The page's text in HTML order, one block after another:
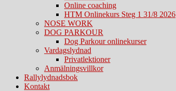
Online coaching
HTM Onlinekurs Steg 1 31/8 2026
NOSE WORK
DOG PARKOUR
Dog Parkour onlinekurser
Vardagslydnad
Privatlektioner
Anmälningsvillkor
Rallylydnadsbok
Kontakt